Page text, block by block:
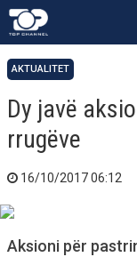
AKTUALITET
Dy javë
rrugëve
16/10/2017 06:12
Aksioni për